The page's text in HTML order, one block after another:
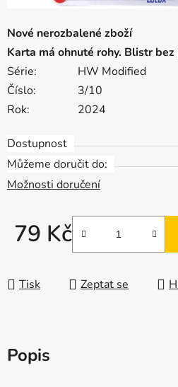
Nové nerozbalené zboží
Karta má ohnuté rohy. Blistr
Série:
HW Modified
Číslo:
3/10
Rok:
2024
Dostupnost
Můžeme doručit do:
Možnosti doručení
79 Kč
Měrná cena:
Tisk Zeptat se
Popis